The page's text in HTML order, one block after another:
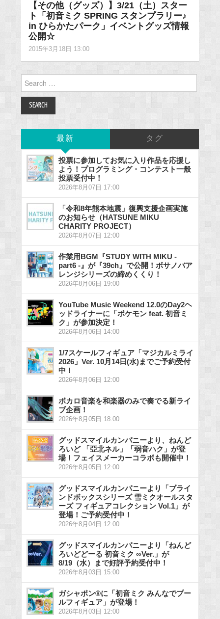
【その他（グッズ）】3/21（土）スター
ト「初音ミク SPRING スタンプラリー♪
in ひらかたパーク」イベントグッズ情報
公開☆
2015年3月18日 13:00
Search
for:
最新 タグ
投票に参加してお気に入り作品を応援し
よう！プログラミング・コンテスト一般
投票受付中！
2026年8月07日 17:00
「令和8年熊本地震」復興支援企画実施
のお知らせ（HATSUNE MIKU
CHARITY PROJECT）
2026年8月07日 12:00
作業用BGM『STUDY WITH MIKU -
part6 -』が『39ch』で公開！ボサノバア
レンジシリーズの締めくくり！
2026年8月06日 19:00
YouTube Music Weekend 12.0のDay2ヘ
ッドライナーに「ポケモン feat. 初音ミ
ク」が参加決定！
2026年8月06日 14:00
1/7スケールフィギュア「マジカルミライ
2026」Ver. 10月14日(水)までご予約受付
中！
2026年8月06日 12:00
ボカロ音楽を和楽器のみで奏でる新ライ
ブ企画！
2026年8月05日 18:00
グッドスマイルカンパニーより、ねんど
ろいど 「亞北ネル」「弱音ハク」が登
場！フェイスメーカーコラボも開催中！
2026年8月05日 12:00
グッドスマイルカンパニーより「ブライ
ンドボックスシリーズ 雪ミクオールスタ
ーズ フィギュアコレクション Vol.1」が
登場！ご予約受付中！
2026年8月04日 12:00
グッドスマイルカンパニーより「ねんど
ろいどどーる 初音ミク ∞Ver.」が
8/19（水）まで好評予約受付中！
2026年8月03日 15:00
ガシャポン®に「初音ミク みんなでプー
ルフィギュア」が登場！
2026年8月03日 12:00